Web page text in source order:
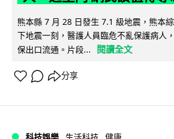
熊本縣 7 月 28 日發生 7.1 級地震，熊本
下地震一刻，醫護人員臨危不亂保護病人
保出口流通。片段...
閱讀全文
分享